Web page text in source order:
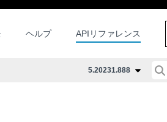
ヘルプ APIリファレンス
5.20231.888